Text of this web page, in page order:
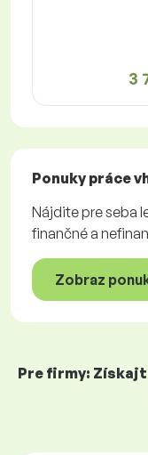
3
Ponuky práce
Nájdite pre seba
finančné a
Zobraz
Pre firmy: